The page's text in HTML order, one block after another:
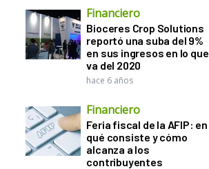
Financiero
Bioceres Crop Solutions
reportó una suba del 9%
en sus ingresos en lo que
va del 2020
hace 6 años
Financiero
Feria fiscal de la AFIP: en
qué consiste y cómo
alcanza a los
contribuyentes